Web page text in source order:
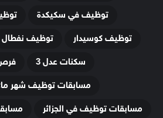
توظيف في سكيكدة
توظيف كوسيدار
توظيف نفطال
سكنات عدل 3
مسابقات توظيف شهر ماي
مسابقات توظيف في الجزائر
مسابقة